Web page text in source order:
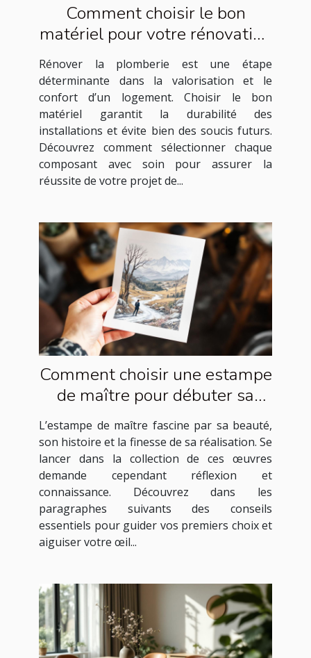
Comment choisir le bon
matériel pour votre rénovation
de plomberie ?
Rénover la plomberie est une étape
déterminante dans la valorisation et le
confort d’un logement. Choisir le bon
matériel garantit la durabilité des
installations et évite bien des soucis futurs.
Découvrez comment sélectionner chaque
composant avec soin pour assurer la
réussite de votre projet de...
Comment choisir une estampe
de maître pour débuter sa
collection ?
L’estampe de maître fascine par sa beauté,
son histoire et la finesse de sa réalisation. Se
lancer dans la collection de ces œuvres
demande cependant réflexion et
connaissance. Découvrez dans les
paragraphes suivants des conseils
essentiels pour guider vos premiers choix et
aiguiser votre œil...